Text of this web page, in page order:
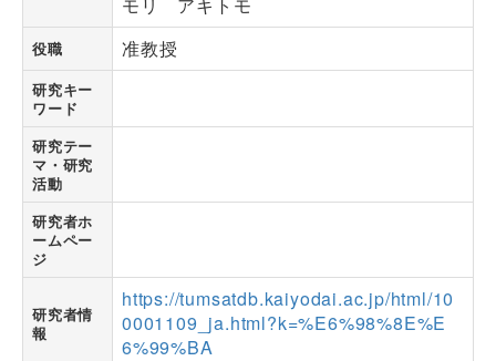
役職 准教授
研究キー
ワード
研究テー
マ・研究
活動
研究者ホ
ームペー
ジ
研究者情
報
https://tumsatdb.kaiyodai.ac.jp/html/10
0001109_ja.html?k=%E6%98%8E%E
6%99%BA